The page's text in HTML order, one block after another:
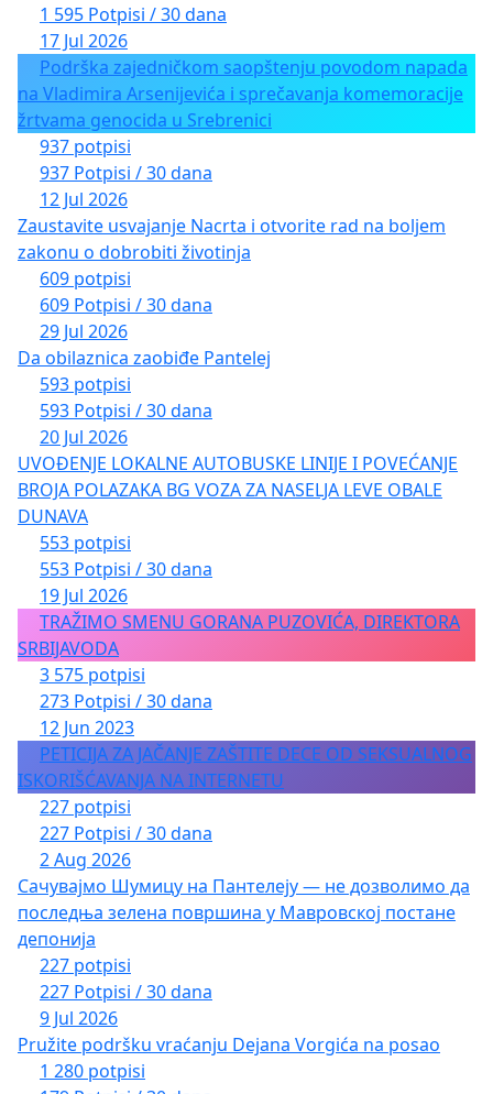
1 595 Potpisi / 30 dana
17 Jul 2026
Podrška zajedničkom saopštenju povodom napada
na Vladimira Arsenijevića i sprečavanja komemoracije
žrtvama genocida u Srebrenici
937 potpisi
937 Potpisi / 30 dana
12 Jul 2026
Zaustavite usvajanje Nacrta i otvorite rad na boljem
zakonu o dobrobiti životinja
609 potpisi
609 Potpisi / 30 dana
29 Jul 2026
Da obilaznica zaobiđe Pantelej
593 potpisi
593 Potpisi / 30 dana
20 Jul 2026
UVOĐENJE LOKALNE AUTOBUSKE LINIJE I POVEĆANJE
BROJA POLAZAKA BG VOZA ZA NASELJA LEVE OBALE
DUNAVA
553 potpisi
553 Potpisi / 30 dana
19 Jul 2026
TRAŽIMO SMENU GORANA PUZOVIĆA, DIREKTORA
SRBIJAVODA
3 575 potpisi
273 Potpisi / 30 dana
12 Jun 2023
PETICIJA ZA JAČANJE ZAŠTITE DECE OD SEKSUALNOG
ISKORIŠĆAVANJA NA INTERNETU
227 potpisi
227 Potpisi / 30 dana
2 Aug 2026
Сачувајмо Шумицу на Пантелеју — не дозволимо да
последња зелена површина у Мавровској постане
депонија
227 potpisi
227 Potpisi / 30 dana
9 Jul 2026
Pružite podršku vraćanju Dejana Vorgića na posao
1 280 potpisi